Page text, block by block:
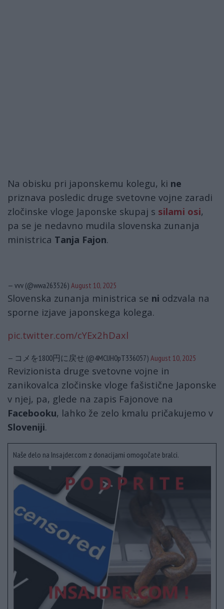
Na obisku pri japonskemu kolegu, ki ne
priznava posledic druge svetovne vojne zaradi
zločinske vloge Japonske skupaj s silami osi,
pa se je nedavno mudila slovenska zunanja
ministrica Tanja Fajon.
— vvv (@wwa263526) August 10, 2025
Slovenska zunanja ministrica se ni odzvala na
sporne izjave japonskega kolega.
pic.twitter.com/cYEx2hDaxl
— コメを1800円に戻せ (@4MCIJH0pT336057) August 10, 2025
Revizionista druge svetovne vojne in
zanikovalca zločinske vloge fašistične Japonske
v njej, pa, glede na zapis Fajonove na
Facebooku, lahko že zelo kmalu pričakujemo v
Sloveniji.
Naše delo na Insajder.com z donacijami omogočate bralci.